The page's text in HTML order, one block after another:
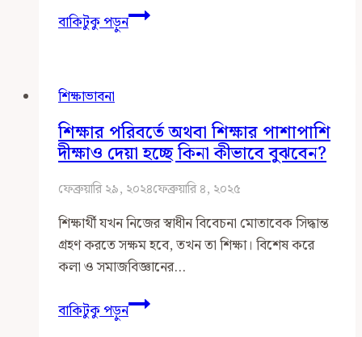
বাকিটুকু পড়ুনছেলেটা
রাজশাহী
গেছে
শিক্ষাভাবনা
শিক্ষার পরিবর্তে অথবা শিক্ষার পাশাপাশি
দীক্ষাও দেয়া হচ্ছে কিনা কীভাবে বুঝবেন?
ফেব্রুয়ারি ২৯, ২০২৪ফেব্রুয়ারি ৪, ২০২৫
শিক্ষার্থী যখন নিজের স্বাধীন বিবেচনা মোতাবেক সিদ্ধান্ত
গ্রহণ করতে সক্ষম হবে, তখন তা শিক্ষা। বিশেষ করে
কলা ও সমাজবিজ্ঞানের…
বাকিটুকু পড়ুনশিক্ষার
পরিবর্তে